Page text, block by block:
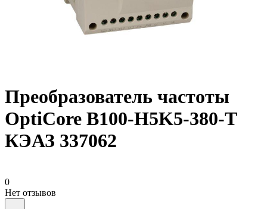
Преобразователь частоты
OptiCore B100-H5K5-380-Т
КЭАЗ 337062
0
Нет отзывов